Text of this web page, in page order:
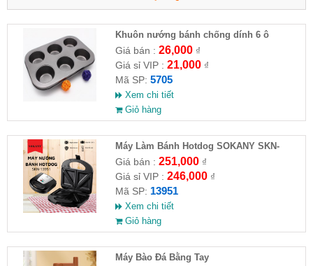
Khuôn nướng bánh chống dính 6 ô
Giá bán : 26,000₫
Giá sỉ VIP : 21,000₫
Mã SP: 5705
Xem chi tiết
Giỏ hàng
Máy Làm Bánh Hotdog SOKANY SKN-
13951
Giá bán : 251,000₫
Giá sỉ VIP : 246,000₫
Mã SP: 13951
Xem chi tiết
Giỏ hàng
Máy Bào Đá Bằng Tay